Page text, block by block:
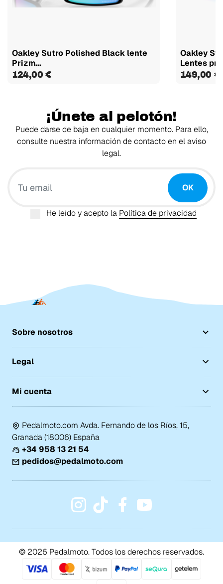
Oakley Sutro Polished Black lente
Prizm...
124,00 €
Oakley
Lentes
149,00 €
¡Únete al pelotón!
Puede darse de baja en cualquier momento. Para ello,
consulte nuestra información de contacto en el aviso
legal.
OK
He leído y acepto la Política de privacidad
Sobre nosotros
Legal
Mi cuenta
Pedalmoto.com Avda. Fernando de los Ríos, 15,
Granada (18006) España
+34 958 13 21 54
pedidos@pedalmoto.com
© 2026 Pedalmoto. Todos los derechos reservados.